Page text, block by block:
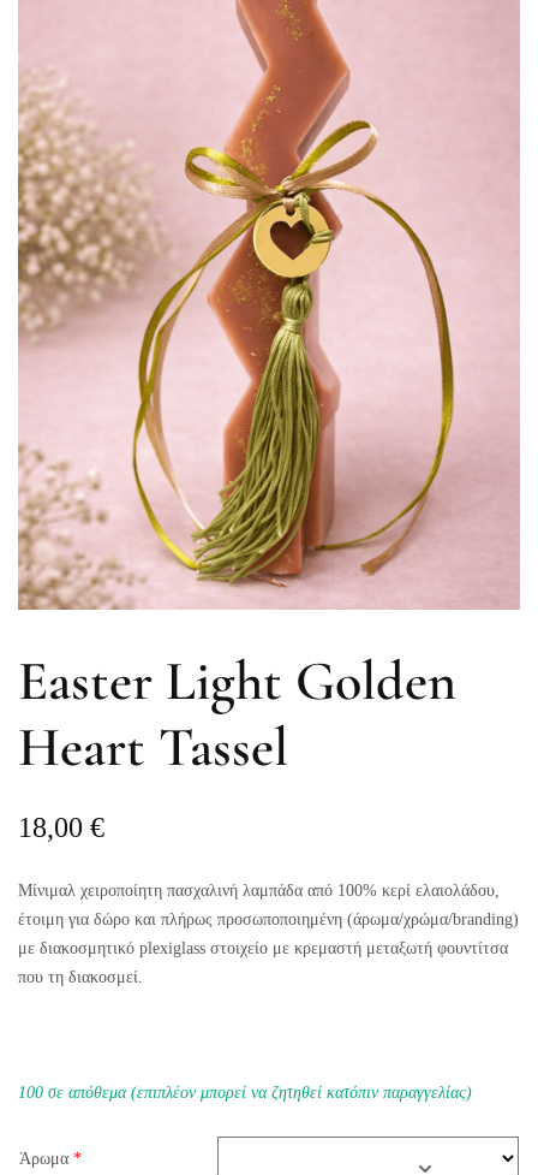
Easter Light Golden
Heart Tassel
18,00 €
Μίνιμαλ χειροποίητη πασχαλινή λαμπάδα από 100% κερί ελαιολάδου,
έτοιμη για δώρο και πλήρως προσωποποιημένη (άρωμα/χρώμα/branding)
με διακοσμητικό plexiglass στοιχείο με κρεμαστή μεταξωτή φουντίτσα
που τη διακοσμεί.
100 σε απόθεμα (επιπλέον μπορεί να ζητηθεί κατόπιν παραγγελίας)
Άρωμα *